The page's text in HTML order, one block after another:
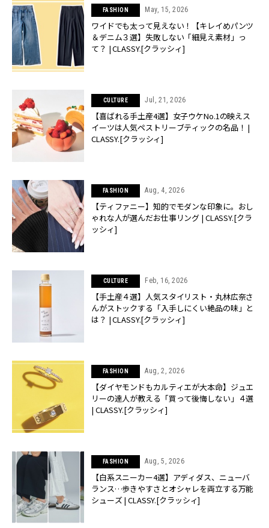
FASHION May, 15, 2026
ワイドでも太って見えない！【キレイめパンツ
＆デニム３選】失敗しない「細見え素材」っ
て？ | CLASSY.[クラッシィ]
CULTURE Jul, 21, 2026
【喜ばれる手土産4選】女子ウケNo.1の映えス
イーツは人気ペストリーブティックの名品！ |
CLASSY.[クラッシィ]
FASHION Aug, 4, 2026
【ティファニー】知的でモダンな印象に。おし
ゃれな人が選んだお仕事リング | CLASSY.[クラ
ッシィ]
CULTURE Feb, 16, 2026
【手土産４選】人気スタイリスト・丸林広奈さ
んがストックする「入手しにくい絶品の味」と
は？ | CLASSY.[クラッシィ]
FASHION Aug, 2, 2026
【ダイヤモンドもカルティエが大本命】ジュエ
リーの達人が教える「買って後悔しない」４選
| CLASSY.[クラッシィ]
FASHION Aug, 5, 2026
【白系スニーカー4選】アディダス、ニューバ
ランス…歩きやすさとオシャレを両立する万能
シューズ | CLASSY.[クラッシィ]